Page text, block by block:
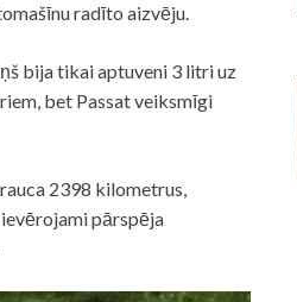
radīto aizvēju.
bija tikai aptuveni 3 litri uz
bet Passat veiksmīgi
2398 kilometrus,
pārspēja